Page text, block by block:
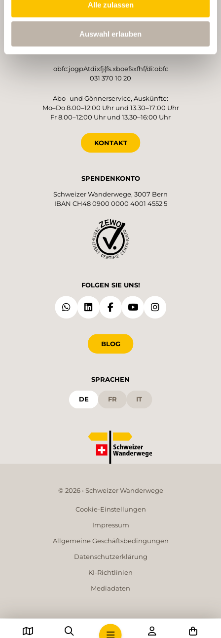
Alle zulassen
Auswahl erlauben
Schweizer Wanderwege
Monbijoustrasse 61
3007 Bern
obfc:jogpAtdixfj{fs.xboefsxfhf/di:obfc
031 370 10 20
Abo- und Gönnerservice, Auskünfte:
Mo–Do 8.00–12:00 Uhr und 13.30–17:00 Uhr
Fr 8.00–12:00 Uhr und 13.30–16:00 Uhr
KONTAKT
SPENDENKONTO
Schweizer Wanderwege, 3007 Bern
IBAN CH48 0900 0000 4001 4552 5
FOLGEN SIE UNS!
BLOG
SPRACHEN
DE FR IT
© 2026 • Schweizer Wanderwege
Cookie-Einstellungen
Impressum
Allgemeine Geschäftsbedingungen
Datenschutzerklärung
KI-Richtlinien
Mediadaten